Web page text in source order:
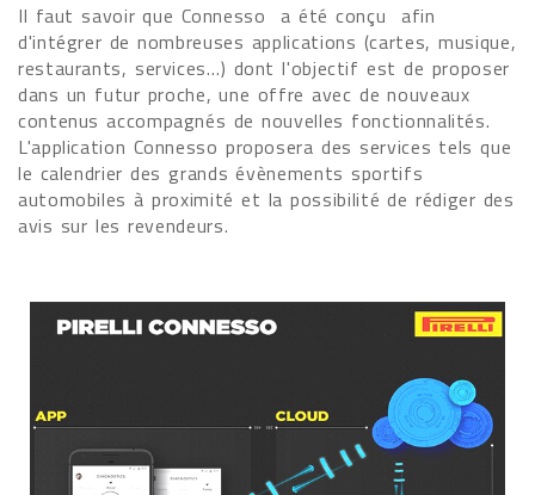
Il faut savoir que Connesso a été conçu afin
d'intégrer de nombreuses applications (cartes, musique,
restaurants, services…) dont l'objectif est de proposer
dans un futur proche, une offre avec de nouveaux
contenus accompagnés de nouvelles fonctionnalités.
L'application Connesso proposera des services tels que
le calendrier des grands évènements sportifs
automobiles à proximité et la possibilité de rédiger des
avis sur les revendeurs.